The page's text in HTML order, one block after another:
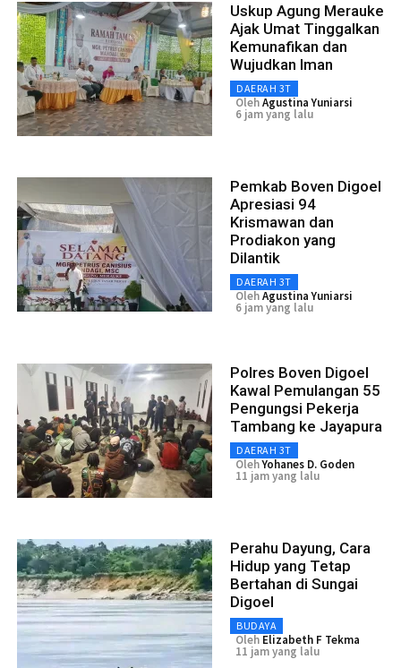
Uskup Agung Merauke
Ajak Umat Tinggalkan
Kemunafikan dan
Wujudkan Iman
DAERAH 3T
OlehAgustina Yuniarsi
6 jam yang lalu
Pemkab Boven Digoel
Apresiasi 94
Krismawan dan
Prodiakon yang
Dilantik
DAERAH 3T
OlehAgustina Yuniarsi
6 jam yang lalu
Polres Boven Digoel
Kawal Pemulangan 55
Pengungsi Pekerja
Tambang ke Jayapura
DAERAH 3T
OlehYohanes D. Goden
11 jam yang lalu
Perahu Dayung, Cara
Hidup yang Tetap
Bertahan di Sungai
Digoel
BUDAYA
Oleh Elizabeth F Tekma
11 jam yang lalu